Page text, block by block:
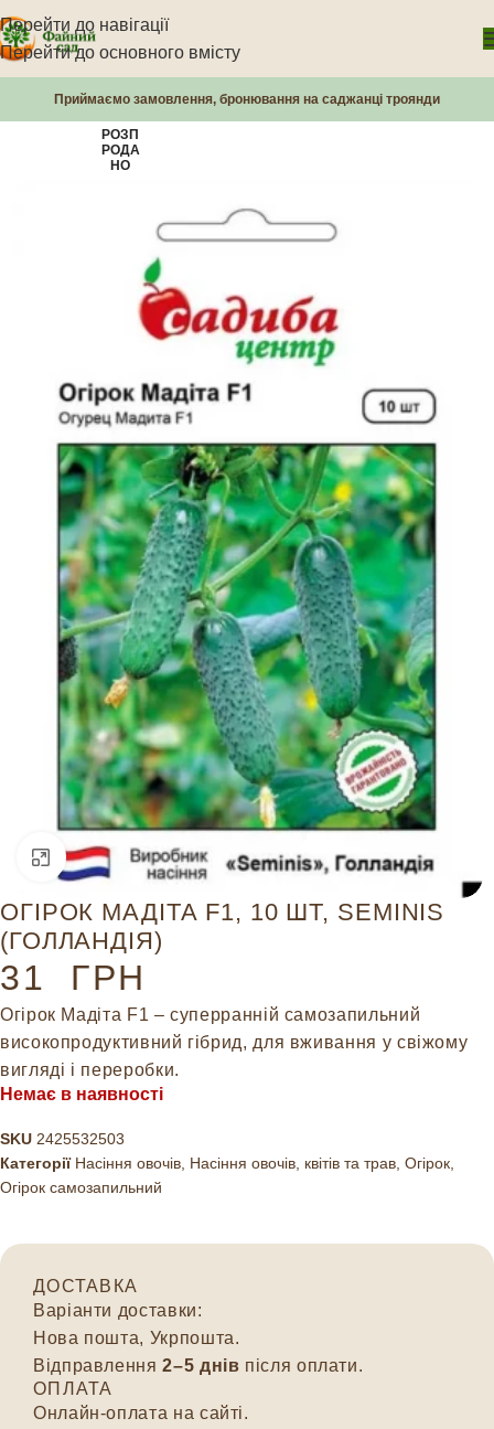
Перейти до навігації
Перейти до основного вмісту
Приймаємо замовлення, бронювання на саджанці троянди
РОЗП
РОДА
НО
Натисніть, щоб збільшити
ОГІРОК МАДІТА F1, 10 ШТ, SEMINIS
(ГОЛЛАНДІЯ)
31 ГРН
Огірок Мадіта F1 – суперранній самозапильний
високопродуктивний гібрид, для вживання у свіжому
вигляді і переробки.
Немає в наявності
SKU 2425532503
Категорії Насіння овочів Насіння овочів, квітів та трав Огірок
Огірок самозапильний
ДОСТАВКА
Варіанти доставки:
Нова пошта, Укрпошта.
Відправлення2–5 днів після оплати.
ОПЛАТА
Онлайн-оплата на сайті.